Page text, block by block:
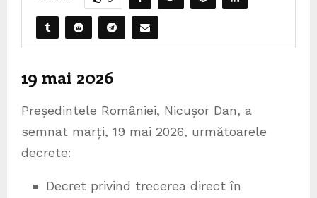
19 mai 2026
Președintele României, Nicușor Dan, a
semnat marți, 19 mai 2026, următoarele
decrete:
Decret privind trecerea direct în